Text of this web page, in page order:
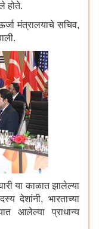
होते.
मंत्रालयाचे सचिव,
या काळात झालेल्या
देशांनी, भारताच्या
आलेल्या प्राधान्य